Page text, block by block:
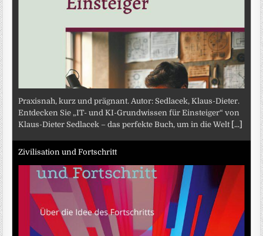
Praxisnah, kurz und prägnant. Autor: Sedlacek, Klaus-Dieter.
Entdecken Sie „IT- und KI-Grundwissen für Einsteiger“ von
Klaus-Dieter Sedlacek – das perfekte Buch, um in die Welt [...]
Zivilisation und Fortschritt